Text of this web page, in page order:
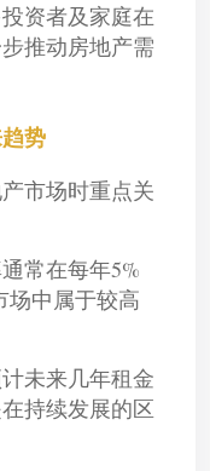
资者及家庭在
推动房地产需
势
市场时重点关
常在每年5%
场中属于较高
未来几年租金
持续发展的区